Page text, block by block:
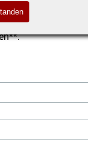
die E-Mail-